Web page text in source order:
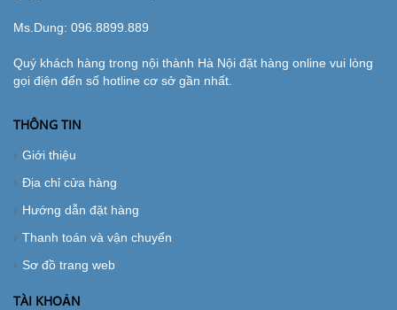
Ms.Dung: 096.8899.889
Quý khách hàng trong nội thành Hà Nội đặt hàng online vui lòng
gọi điện đến số hotline cơ sở gần nhất.
THÔNG TIN
Giới thiệu
Địa chỉ cửa hàng
Hướng dẫn đặt hàng
Thanh toán và vận chuyển
Sơ đồ trang web
TÀI KHOẢN